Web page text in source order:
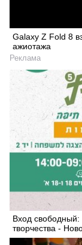
Galaxy Z Fold 8
ажиотажа
Реклама
Вход
творчества -